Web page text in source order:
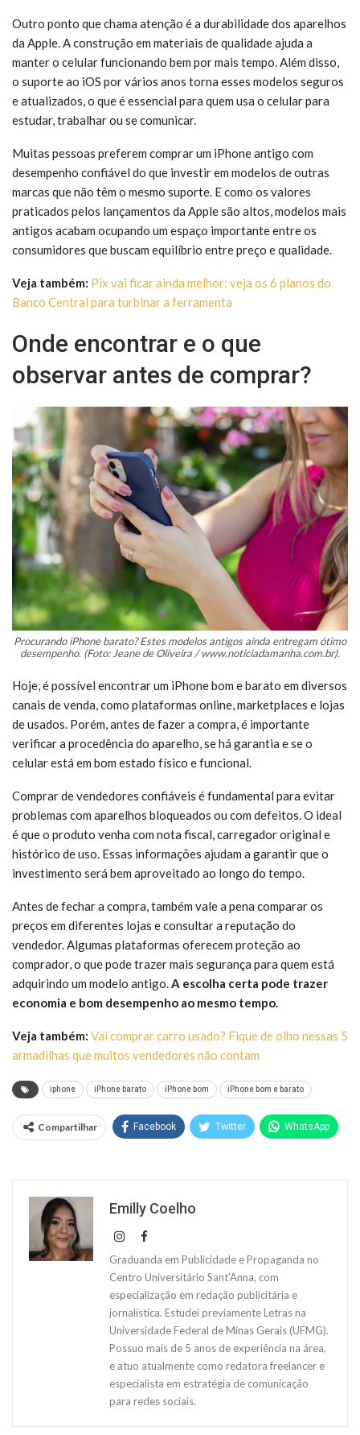
Outro ponto que chama atenção é a durabilidade dos aparelhos
da Apple. A construção em materiais de qualidade ajuda a
manter o celular funcionando bem por mais tempo. Além disso,
o suporte ao iOS por vários anos torna esses modelos seguros
e atualizados, o que é essencial para quem usa o celular para
estudar, trabalhar ou se comunicar.
Muitas pessoas preferem comprar um iPhone antigo com
desempenho confiável do que investir em modelos de outras
marcas que não têm o mesmo suporte. E como os valores
praticados pelos lançamentos da Apple são altos, modelos mais
antigos acabam ocupando um espaço importante entre os
consumidores que buscam equilíbrio entre preço e qualidade.
Veja também: Pix vai ficar ainda melhor: veja os 6 planos do
Banco Central para turbinar a ferramenta
Onde encontrar e o que
observar antes de comprar?
Procurando iPhone barato? Estes modelos antigos ainda entregam ótimo
desempenho. (Foto: Jeane de Oliveira / www.noticiadamanha.com.br).
Hoje, é possível encontrar um iPhone bom e barato em diversos
canais de venda, como plataformas online, marketplaces e lojas
de usados. Porém, antes de fazer a compra, é importante
verificar a procedência do aparelho, se há garantia e se o
celular está em bom estado físico e funcional.
Comprar de vendedores confiáveis é fundamental para evitar
problemas com aparelhos bloqueados ou com defeitos. O ideal
é que o produto venha com nota fiscal, carregador original e
histórico de uso. Essas informações ajudam a garantir que o
investimento será bem aproveitado ao longo do tempo.
Antes de fechar a compra, também vale a pena comparar os
preços em diferentes lojas e consultar a reputação do
vendedor. Algumas plataformas oferecem proteção ao
comprador, o que pode trazer mais segurança para quem está
adquirindo um modelo antigo.A escolha certa pode trazer
economia e bom desempenho ao mesmo tempo.
Veja também: Vai comprar carro usado? Fique de olho nessas 5
armadilhas que muitos vendedores não contam
iphone iPhone barato iPhone bom iPhone bom e barato
Compartilhar Facebook Twitter WhatsApp
Emilly Coelho
Graduanda em Publicidade e Propaganda no
Centro Universitário Sant'Anna, com
especialização em redação publicitária e
jornalística. Estudei previamente Letras na
Universidade Federal de Minas Gerais (UFMG).
Possuo mais de 5 anos de experiência na área,
e atuo atualmente como redatora freelancer e
especialista em estratégia de comunicação
para redes sociais.